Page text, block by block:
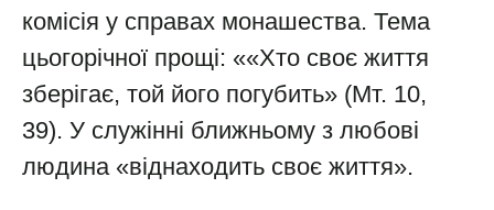
комісія у справах монашества. Тема
цьогорічної прощі: ««Хто своє життя
зберігає, той його погубить» (Мт. 10,
39). У служінні ближньому з любові
людина «віднаходить своє життя».